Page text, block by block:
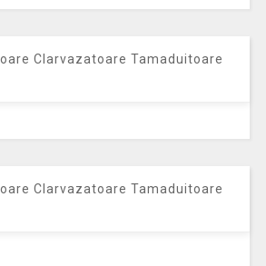
Clarvazatoare Tamaduitoare
Clarvazatoare Tamaduitoare